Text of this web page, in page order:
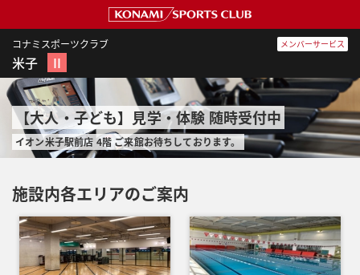
コナミスポーツクラブ
米子 Ⅱ
メンバーサービス
【大人・子ども】見学・体験 随時受付中
イオン米子駅前店 4階 ご来館お待ちしております。
施設内各エリアのご案内